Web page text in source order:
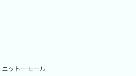
ニットーモール